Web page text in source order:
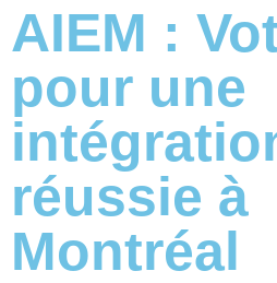
AIEM :
pour une
réussie à
Montréal